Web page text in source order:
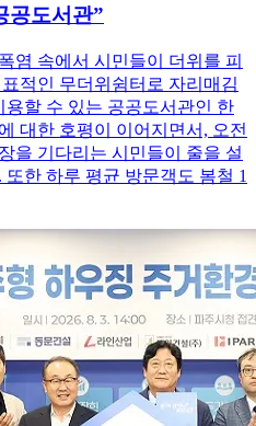
공도서관”
염 속에서 시민들이 더위를 피
적인 무더위쉼터로 자리매김
할 수 있는 공공도서관인 한
대한 호평이 이어지면서, 오전
을 기다리는 시민들이 줄을 설
한 하루 평균 방문객도 봄철 1